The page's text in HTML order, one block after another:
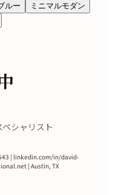
ルー
ミニマルモダン
シャリスト
| linkedin.com/in/david-
| Austin, TX